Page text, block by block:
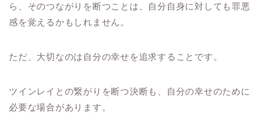
ら、そのつながりを断つことは、自分自身に対しても罪悪
感を覚えるかもしれません。
ただ、大切なのは自分の幸せを追求することです。
ツインレイとの繋がりを断つ決断も、自分の幸せのために
必要な場合があります。